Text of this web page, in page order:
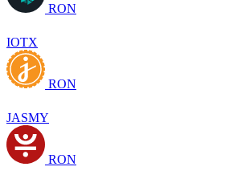
RON
IOTX
RON
JASMY
RON